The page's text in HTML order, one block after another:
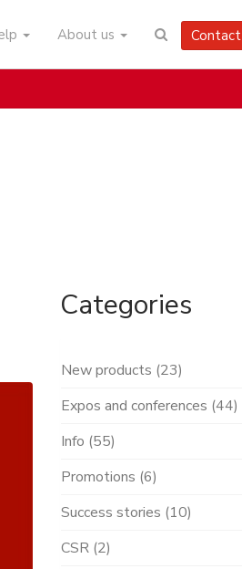
About us Contact
Categories
New products (23)
Expos and conferences (44)
Info (55)
Promotions (6)
Success stories (10)
CSR (2)